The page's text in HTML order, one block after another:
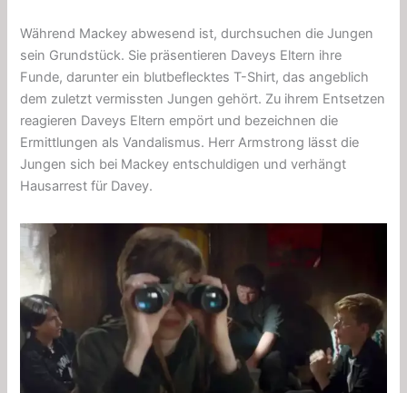
Während Mackey abwesend ist, durchsuchen die Jungen
sein Grundstück. Sie präsentieren Daveys Eltern ihre
Funde, darunter ein blutbeflecktes T-Shirt, das angeblich
dem zuletzt vermissten Jungen gehört. Zu ihrem Entsetzen
reagieren Daveys Eltern empört und bezeichnen die
Ermittlungen als Vandalismus. Herr Armstrong lässt die
Jungen sich bei Mackey entschuldigen und verhängt
Hausarrest für Davey.